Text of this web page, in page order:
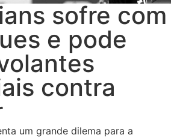
sofre com
e pode
contra
um grande dilema para a